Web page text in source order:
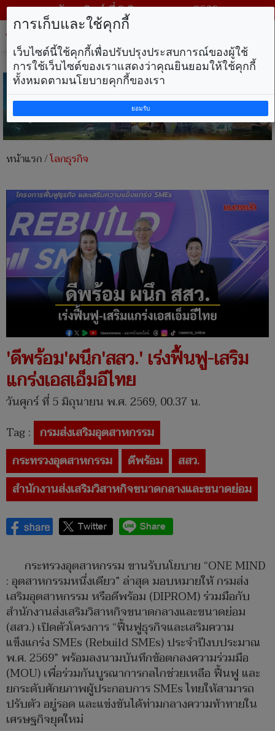
วันอาทิตย์ ที่ 9 สิงหาคม พ.ศ. 2569
หน้าแรก/โลกธุรกิจ
'ดีพร้อม'ผนึก'สสว.' เร่งฟื้นฟู-เสริม
แกร่งเอสเอ็มอีไทย
วันศุกร์ ที่ 5 มิถุนายน พ.ศ. 2569, 00.37 น.
Tag : กรมส่งเสริมอุตสาหกรรม
กระทรวงอุตสาหกรรม
ดีพร้อม
สสว.
สำนักงานส่งเสริมวิสาหกิจขนาดกลางและขนาดย่อม
กระทรวงอุตสาหกรรม ขานรับนโยบาย “ONE MIND
: อุตสาหกรรมหนึ่งเดียว” ล่าสุด มอบหมายให้ กรมส่ง
เสริมอุตสาหกรรม หรือดีพร้อม (DIPROM) ร่วมมือกับ
สำนักงานส่งเสริมวิสาหกิจขนาดกลางและขนาดย่อม
(สสว.) เปิดตัวโครงการ “ฟื้นฟูธุรกิจและเสริมความ
แข็งแกร่ง SMEs (Rebuild SMEs) ประจำปีงบประมาณ
พ.ศ. 2569” พร้อมลงนามบันทึกข้อตกลงความร่วมมือ
(MOU) เพื่อร่วมกันบูรณาการกลไกช่วยเหลือ ฟื้นฟู และ
ยกระดับศักยภาพผู้ประกอบการ SMEs ไทยให้สามารถ
ปรับตัว อยู่รอด และแข่งขันได้ท่ามกลางความท้าทายใน
เศรษฐกิจยุคใหม่
การเก็บและใช้คุกกี้
เว็บไซต์นี้ใช้คุกกี้เพื่อปรับปรุงประสบการณ์ของผู้ใช้
การใช้เว็บไซต์ของเราแสดงว่าคุณยินยอมให้ใช้คุกกี้
ทั้งหมดตามนโยบายคุกกี้ของเรา
ยอมรับ